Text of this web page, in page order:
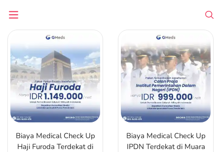
Biaya Medical Check Up
Haji Furoda Terdekat di
Biaya Medical Check Up
IPDN Terdekat di Muara